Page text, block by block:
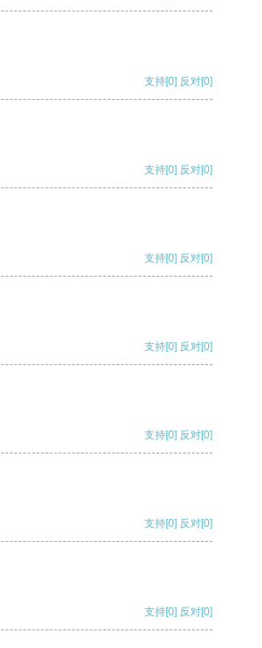
支持[0] 反对[0]
支持[0] 反对[0]
支持[0] 反对[0]
支持[0] 反对[0]
支持[0] 反对[0]
支持[0] 反对[0]
支持[0] 反对[0]